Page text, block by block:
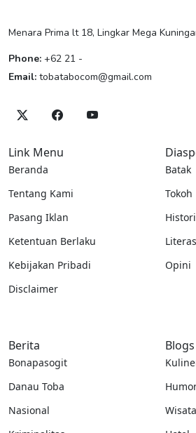
Menara Prima lt 18, Lingkar Mega
Phone: +62 21 -
Email: tobatabocom@gmail.com
Link Menu
Beranda
Tentang Kami
Pasang Iklan
Ketentuan Berlaku
Kebijakan Pribadi
Disclaimer
Batak
Tokoh
Opini
Berita
Bonapasogit
Danau Toba
Nasional
Blogs
Wisata